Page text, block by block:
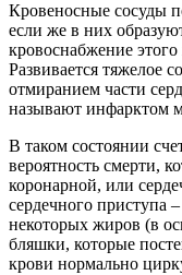
Кровеносные сосуды
если же в них
кровоснабжение
Развивается тяжелое
отмиранием части
называют инфарктом
В таком состоянии
вероятность смерти,
коронарной, или
сердечного приступа
некоторых жиров (в
бляшки, которые
крови нормально